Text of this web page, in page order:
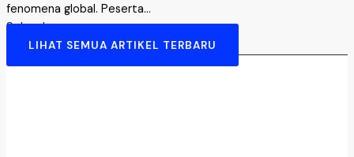
fenomena global. Peserta...
Selengkapnya →
LIHAT SEMUA ARTIKEL TERBARU